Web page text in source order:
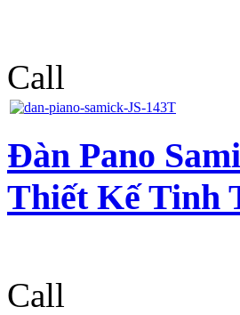
Call
Đàn Pano
Thiết Kế Tinh
Call